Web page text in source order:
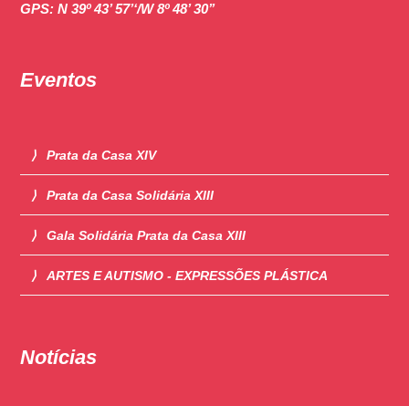
GPS: N 39º 43’ 57’‘/W 8º 48’ 30’’
Eventos
Prata da Casa XIV
Prata da Casa Solidária XIII
Gala Solidária Prata da Casa XIII
ARTES E AUTISMO - EXPRESSÕES PLÁSTICA
Notícias